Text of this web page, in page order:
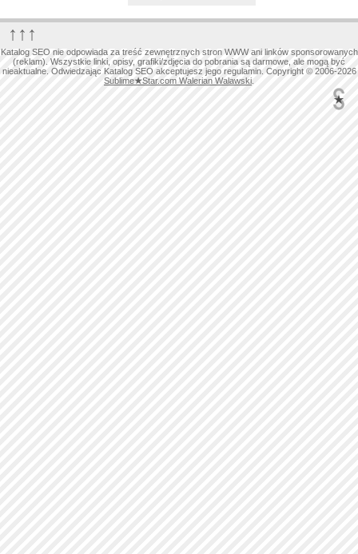
↑↑↑
Katalog SEO nie odpowiada za treść zewnętrznych stron WWW ani linków sponsorowanych
(reklam). Wszystkie linki, opisy, grafiki/zdjęcia do pobrania są darmowe, ale mogą być
nieaktualne. Odwiedzając Katalog SEO akceptujesz jego regulamin. Copyright © 2006-2026
Sublime★Star.com Walerian Walawski